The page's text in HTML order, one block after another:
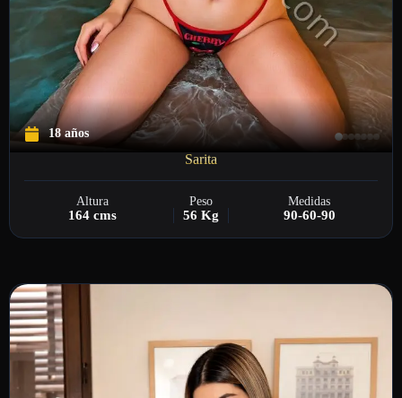
18 años
Sarita
Altura Peso Medidas
164 cms 56 Kg 90-60-90